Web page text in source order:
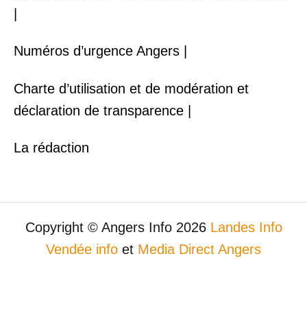
Numéros d’urgence Angers |
Charte d’utilisation et de modération et
déclaration de transparence |
La rédaction
Copyright © Angers Info 2026 Landes Info
Vendée info et Media Direct Angers